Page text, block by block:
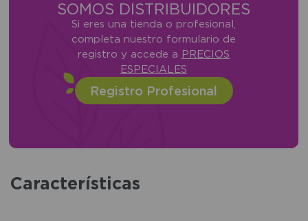
SOMOS DISTRIBUIDORES
Si eres una tienda o profesional,
completa nuestro formulario de
registro y accede a PRECIOS
ESPECIALES
Registro Profesional
Características